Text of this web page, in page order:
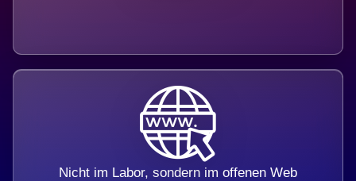
Nicht im Labor, sondern im offenen Web